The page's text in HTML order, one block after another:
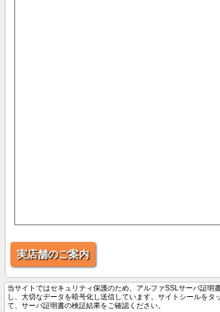
実店舗のご案内
当サイトではセキュリティ保護のため、アルファSSLサーバ証明
し、大切なデータを暗号化し送信しています。サイトシールをタ
て、サーバ証明書の検証結果をご確認ください。